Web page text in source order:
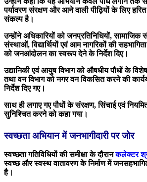
पर्यावरण संरक्षण और आने वाली पीढ़ियों के लिए
संकल्प है।
उन्होंने अधिकारियों को जनप्रतिनिधियों, सामाजिक
संस्थाओं, विद्यार्थियों एवं आम नागरिकों की
को जनआंदोलन का स्वरूप देने के निर्देश दिए।
उद्यानिकी एवं आयुष विभाग को औषधीय पौधों के
तथा वन विभाग को नगर वन विकसित करने की
निर्देश दिए गए।
साथ ही लगाए गए पौधों के संरक्षण, सिंचाई एवं
सुनिश्चित करने को कहा गया।
स्वच्छता अभियान में जनभागीदारी पर जोर
स्वच्छता गतिविधियों की समीक्षा के दौरानकलेक्टर
स्वच्छ और स्वस्थ वातावरण के निर्माण में
है।